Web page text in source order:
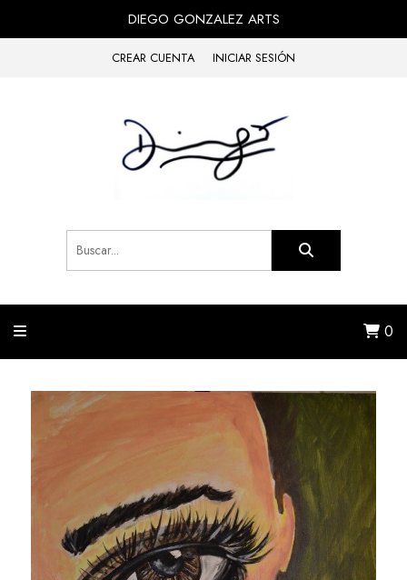
DIEGO GONZALEZ ARTS
CREAR CUENTA INICIAR SESIÓN
0